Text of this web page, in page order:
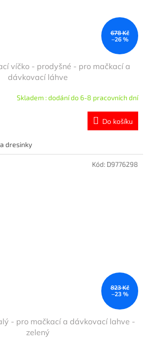
678 Kč
–26 %
víčko - prodyšné - pro mačkací a
dávkovací láhve
Skladem : dodání do 6-8 pracovních dní
Do košíku
dresinky
823 Kč
–23 %
- pro mačkací a dávkovací lahve -
zelený
Kód: D9776298